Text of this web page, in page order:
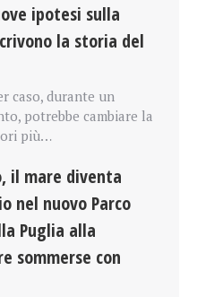
ipotesi sulla
la storia del
caso, durante un
potrebbe cambiare la
più…
il mare diventa
nel nuovo Parco
Puglia alla
sommerse con